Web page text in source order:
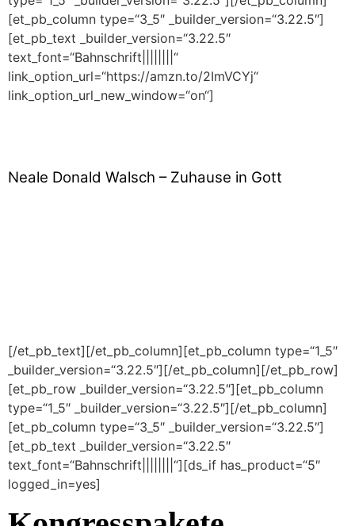
[et_pb_column type=“3_5″ _builder_version=“3.22.5″]
[et_pb_text _builder_version=“3.22.5″
text_font=“Bahnschrift||||||||“
link_option_url=“https://amzn.to/2ImVCYj“
link_option_url_new_window=“on“]
Neale Donald Walsch – Zuhause in Gott
[/et_pb_text][/et_pb_column][et_pb_column type=“1_5″
_builder_version=“3.22.5″][/et_pb_column][/et_pb_row]
[et_pb_row _builder_version=“3.22.5″][et_pb_column
type=“1_5″ _builder_version=“3.22.5″][/et_pb_column]
[et_pb_column type=“3_5″ _builder_version=“3.22.5″]
[et_pb_text _builder_version=“3.22.5″
text_font=“Bahnschrift||||||||“][ds_if has_product=“5″
logged_in=yes]